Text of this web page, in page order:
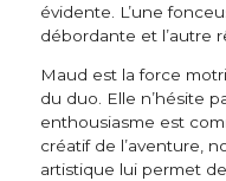
évidente. L’une
débordante et l’autre
Maud est la force
du duo. Elle n’hésite
enthousiasme est
créatif de l’aventure,
artistique lui permet